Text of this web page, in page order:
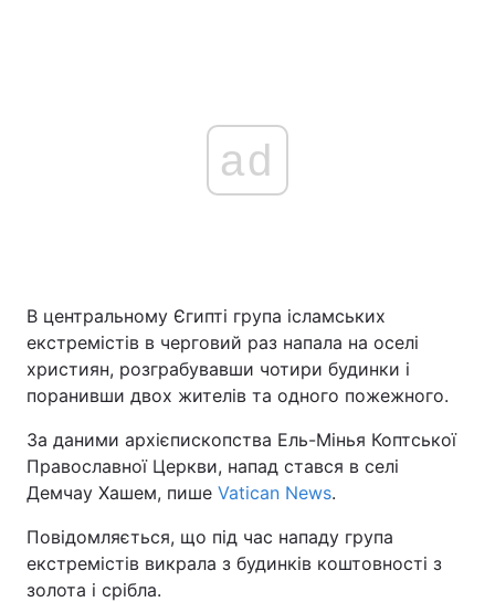
Україна Політика
Спорт Наука
ad
В центральному Єгипті група ісламських
екстремістів в черговий раз напала на оселі
християн, розграбувавши чотири будинки і
поранивши двох жителів та одного пожежного.
За даними архієпископства Ель-Мінья Коптської
Православної Церкви, напад стався в селі
Демчау Хашем, пише Vatican News.
Повідомляється, що під час нападу група
екстремістів викрала з будинків коштовності з
золота і срібла.